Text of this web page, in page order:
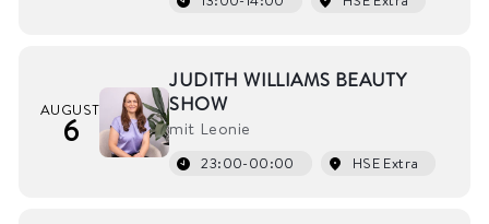
AUGUST
6
JUDITH WILLIAMS BEAUTY
SHOW
mit Leonie
23:00-00:00 HSE Extra